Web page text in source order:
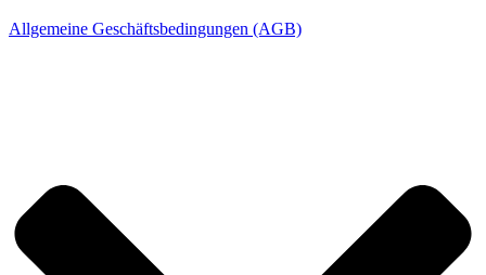
Allgemeine Geschäftsbedingungen (AGB)